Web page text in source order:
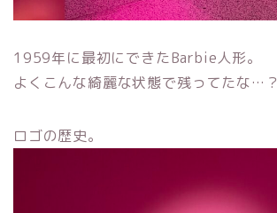
1959年に最初にできたBarbie人形。
よくこんな綺麗な状態で残ってたな…？
ロゴの歴史。